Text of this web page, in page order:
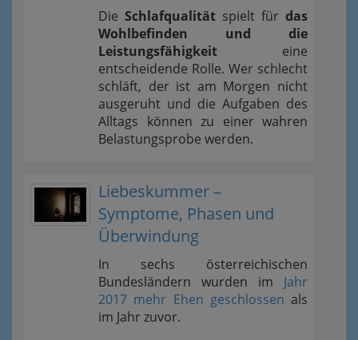
Die Schlafqualität spielt für das
Wohlbefinden und die
Leistungsfähigkeit eine
entscheidende Rolle. Wer schlecht
schläft, der ist am Morgen nicht
ausgeruht und die Aufgaben des
Alltags können zu einer wahren
Belastungsprobe werden.
Liebeskummer –
Symptome, Phasen und
Überwindung
In sechs österreichischen
Bundesländern wurden im Jahr
2017 mehr Ehen geschlossen als
im Jahr zuvor.